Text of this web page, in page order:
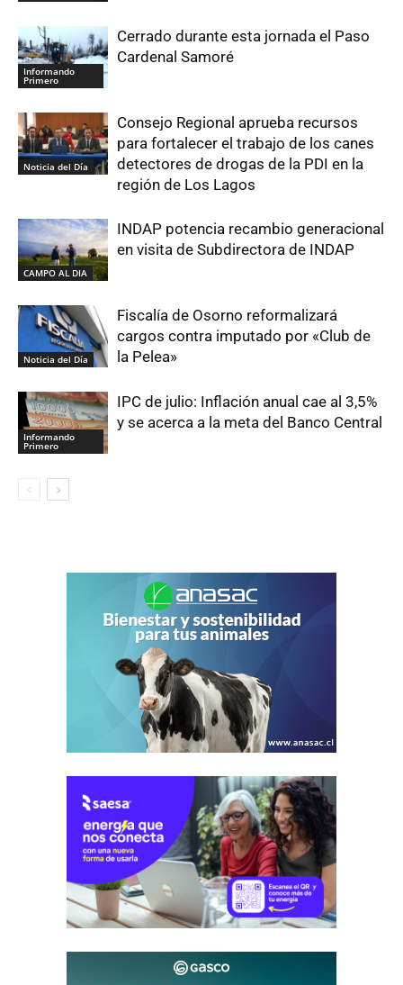
Informando
Primero
Cerrado durante esta jornada el Paso
Cardenal Samoré
Noticia del Día
Consejo Regional aprueba recursos
para fortalecer el trabajo de los canes
detectores de drogas de la PDI en la
región de Los Lagos
CAMPO AL DIA
INDAP potencia recambio generacional
en visita de Subdirectora de INDAP
Noticia del Día
Fiscalía de Osorno reformalizará
cargos contra imputado por «Club de
la Pelea»
Informando
Primero
IPC de julio: Inflación anual cae al 3,5%
y se acerca a la meta del Banco Central